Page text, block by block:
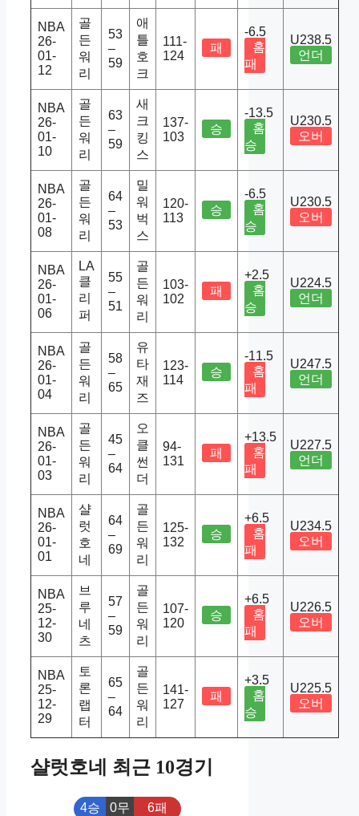
NBA
26-
01-
12
골
든
워
리
53
–
59
애
틀
호
크
111-
124
패
-6.5
홈
패
U238.5
언더
NBA
26-
01-
10
골
든
워
리
63
–
59
새
크
킹
스
137-
103
승
-13.5
홈
승
U230.5
오버
NBA
26-
01-
08
골
든
워
리
64
–
53
밀
워
벅
스
120-
113
승
-6.5
홈
승
U230.5
오버
NBA
26-
01-
06
LA
클
리
퍼
55
–
51
골
든
워
리
103-
102
패
+2.5
홈
승
U224.5
언더
NBA
26-
01-
04
골
든
워
리
58
–
65
유
타
재
즈
123-
114
승
-11.5
홈
패
U247.5
언더
NBA
26-
01-
03
골
든
워
리
45
–
64
오
클
썬
더
94-
131
패
+13.5
홈
패
U227.5
언더
NBA
26-
01-
01
샬
럿
호
네
64
–
69
골
든
워
리
125-
132
승
+6.5
홈
패
U234.5
오버
NBA
25-
12-
30
브
루
네
츠
57
–
59
골
든
워
리
107-
120
승
+6.5
홈
패
U226.5
오버
NBA
25-
12-
29
토
론
랩
터
65
–
64
골
든
워
리
141-
127
패
+3.5
홈
승
U225.5
오버
샬럿호네 최근 10경기
4승 0무 6패